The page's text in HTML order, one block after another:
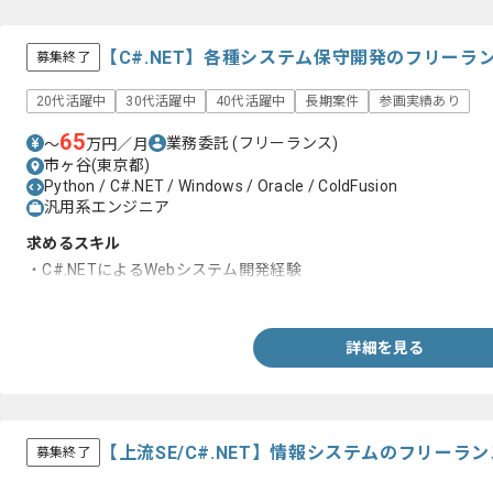
募集終了 【C#.NET】各種システム保守開発のフリーラ
20代活躍中 30代活躍中 40代活躍中 長期案件 参画実績あり
〜65万円／月 業務委託(フリーランス)
市ヶ谷(東京都)
Python / C#.NET / Windows / Oracle / ColdFusion
汎用系エンジニア
求めるスキル
・C#.NETによるWebシステム開発経験
詳細を見る
募集終了 【上流SE/C#.NET】情報システムのフリーラ